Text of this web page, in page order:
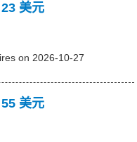
美元
on 2026-10-27
美元